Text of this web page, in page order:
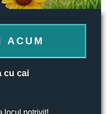
ACUM
cu cai
locul potrivit!